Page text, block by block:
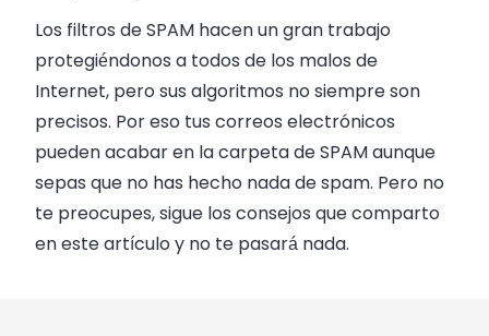
Los filtros de SPAM hacen un gran trabajo
protegiéndonos a todos de los malos de
Internet, pero sus algoritmos no siempre son
precisos. Por eso tus correos electrónicos
pueden acabar en la carpeta de SPAM aunque
sepas que no has hecho nada de spam. Pero no
te preocupes, sigue los consejos que comparto
en este artículo y no te pasará nada.